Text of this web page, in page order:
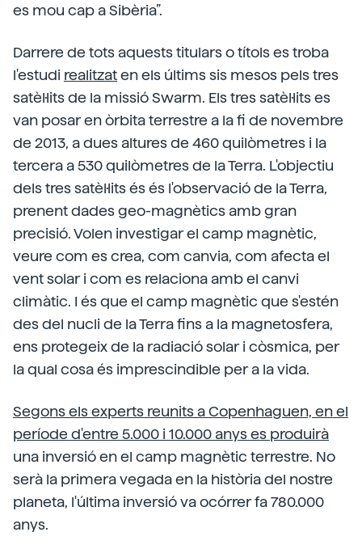
es mou cap a Sibèria”.
Darrere de tots aquests titulars o títols es troba
l'estudi realitzaten els últims sis mesos pels tres
satèl·lits de la missió Swarm. Els tres satèl·lits es
van posar en òrbita terrestre a la fi de novembre
de 2013, a dues altures de 460 quilòmetres i la
tercera a 530 quilòmetres de la Terra. L'objectiu
dels tres satèl·lits és és l'observació de la Terra,
prenent dades geo-magnètics amb gran
precisió. Volen investigar el camp magnètic,
veure com es crea, com canvia, com afecta el
vent solar i com es relaciona amb el canvi
climàtic. I és que el camp magnètic que s'estén
des del nucli de la Terra fins a la magnetosfera,
ens protegeix de la radiació solar i còsmica, per
la qual cosa és imprescindible per a la vida.
Segons els experts reunits a Copenhaguen, en el
període d'entre 5.000 i 10.000 anys es produirà
una inversió en el camp magnètic terrestre. No
serà la primera vegada en la història del nostre
planeta, l'última inversió va ocórrer fa 780.000
anys.